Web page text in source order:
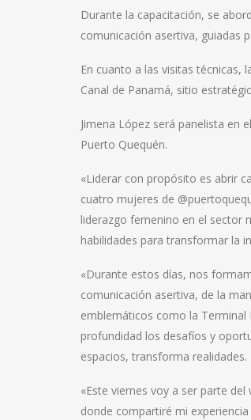
Durante la capacitación, se
comunicación asertiva, guiadas
En cuanto a las visitas técnicas,
Canal de Panamá, sitio
Jimena López será panelista en
Puerto Quequén.
«Liderar con propósito es abrir
cuatro mujeres de
liderazgo femenino en el sector
habilidades para transformar la
«Durante estos días, nos
comunicación asertiva, de la
emblemáticos como la Terminal
profundidad los desafíos y
espacios, transforma
«Este viernes voy a ser parte
donde compartiré mi